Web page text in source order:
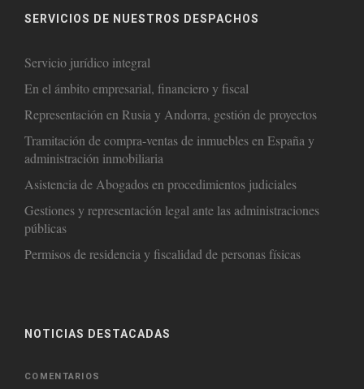
SERVICIOS DE NUESTROS DESPACHOS
Servicio jurídico integral
En el ámbito empresarial, financiero y fiscal
Representación en Rusia y Andorra, gestión de proyectos
Tramitación de compra-ventas de inmuebles en España y
administración inmobiliaria
Asistencia de Abogados en procedimientos judiciales
Gestiones y representación legal ante las administraciones
públicas
Permisos de residencia y fiscalidad de personas físicas
NOTICIAS DESTACADAS
COMENTARIOS